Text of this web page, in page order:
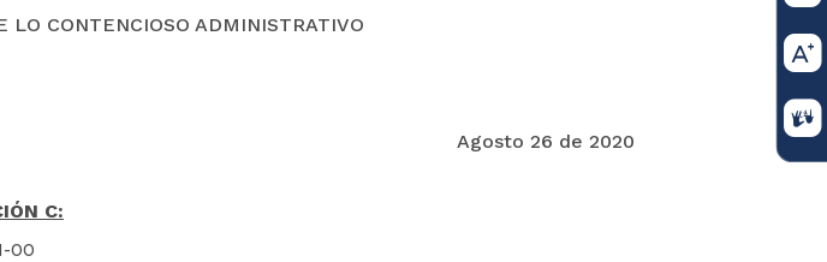
LO CONTENCIOSO ADMINISTRATIVO
Agosto 26 de 2020
C:
00